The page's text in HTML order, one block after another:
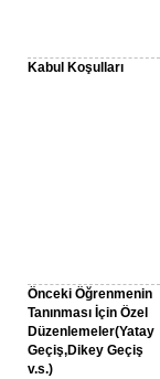
Kabul Koşulları
Önceki Öğrenmenin
Tanınması İçin Özel
Düzenlemeler(Yatay
Geçiş,Dikey Geçiş
v.s.)